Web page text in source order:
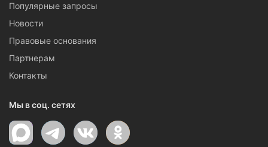
Популярные запросы
Новости
Правовые основания
Партнерам
Контакты
Мы в соц. сетях